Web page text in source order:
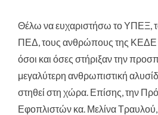
Θέλω να ευχαριστήσω το ΥΠΕΞ,
ΠΕΔ, τους ανθρώπους της ΚΕΔΕ
όσοι και όσες στήριξαν την
μεγαλύτερη ανθρωπιστική
στηθεί στη χώρα. Επίσης, την
Εφοπλιστών κα. Μελίνα Τραυλού,